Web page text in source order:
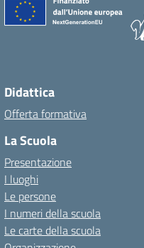
Didattica
Offerta formativa
La Scuola
Presentazione
I luoghi
Le persone
I numeri della scuola
Le carte della scuola